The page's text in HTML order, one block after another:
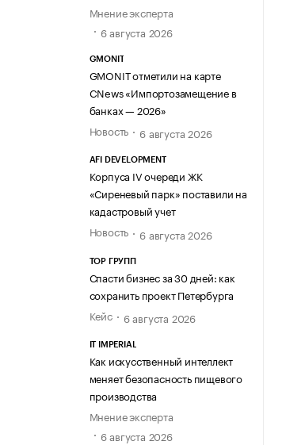
Мнение эксперта
6 августа 2026
GMONIT
GMONIT отметили на карте
CNews «Импортозамещение в
банках — 2026»
Новость
6 августа 2026
AFI DEVELOPMENT
Корпуса IV очереди ЖК
«Сиреневый парк» поставили на
кадастровый учет
Новость
6 августа 2026
ТОР ГРУПП
Спасти бизнес за 30 дней: как
сохранить проект Петербурга
Кейс
6 августа 2026
IT IMPERIAL
Как искусственный интеллект
меняет безопасность пищевого
производства
Мнение эксперта
6 августа 2026